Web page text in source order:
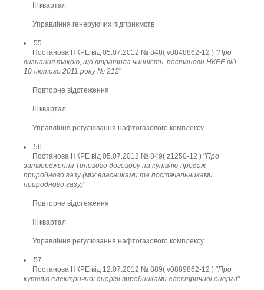
ІІI квартал
Управління генеруючих підприємств
55.
Постанова НКРЕ від 05.07.2012 № 848( v0848862-12 ) "Про
визнання такою, що втратила чинність, постанови НКРЕ від
10 лютого 2011 року № 212"
Повторне відстеження
ІІІ квартал
Управління регулювання нафтогазового комплексу
56.
Постанова НКРЕ від 05.07.2012 № 849( z1250-12 ) "Про
затвердження Типового договору на купівлю-продаж
природного газу (між власниками та постачальниками
природного газу)"
Повторне відстеження
ІІІ квартал
Управління регулювання нафтогазового комплексу
57.
Постанова НКРЕ від 12.07.2012 № 889( v0889862-12 ) "Про
купівлю електричної енергії виробниками електричної енергії"